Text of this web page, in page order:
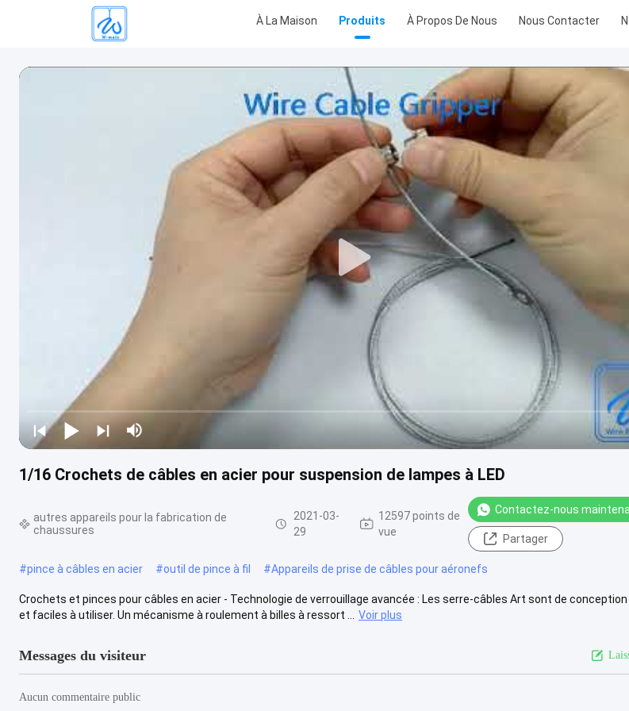
À La Maison Produits À Propos De Nous Nous Contacter
1/16 Crochets de câbles en acier pour suspension de lampes à LED
autres appareils pour la fabrication de
chaussures
2021-03-
29
12597 points de
vue
Contactez-nous
Partager
#pince à câbles en acier #outil de pince à fil #Appareils de prise de câbles pour aéronefs
Crochets et pinces pour câbles en acier - Technologie de verrouillage avancée : Les serre-câbles Art sont de
et faciles à utiliser. Un mécanisme à roulement à billes à ressort ...
Voir plus
Messages du visiteur
Aucun commentaire public